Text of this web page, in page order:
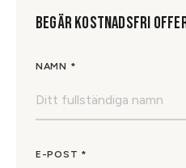
BEGÄR KOSTNADSFRI
NAMN *
E-POST *